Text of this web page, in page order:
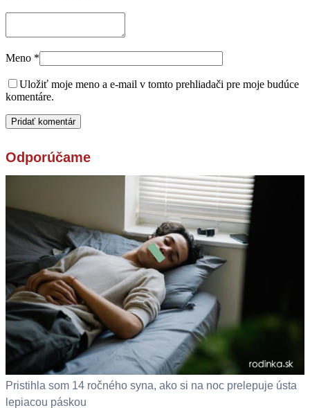
Meno *
Uložiť moje meno a e-mail v tomto prehliadači pre moje budúce
komentáre.
Odporúčame
Pristihla som 14 ročného syna, ako si na noc prelepuje ústa
lepiacou páskou